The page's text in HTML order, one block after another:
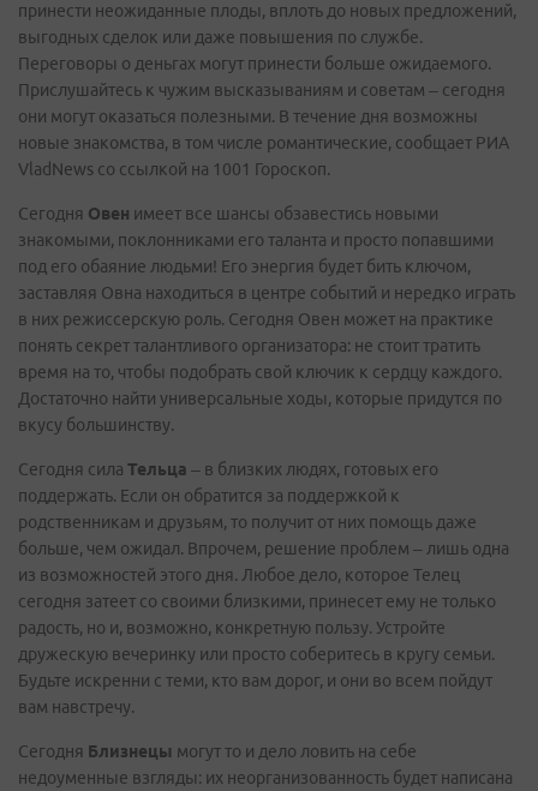
принести неожиданные плоды, вплоть до новых предложений,
выгодных сделок или даже повышения по службе.
Переговоры о деньгах могут принести больше ожидаемого.
Прислушайтесь к чужим высказываниям и советам – сегодня
они могут оказаться полезными. В течение дня возможны
новые знакомства, в том числе романтические, сообщает РИА
VladNews со ссылкой на 1001 Гороскоп.
Сегодня Овен имеет все шансы обзавестись новыми
знакомыми, поклонниками его таланта и просто попавшими
под его обаяние людьми! Его энергия будет бить ключом,
заставляя Овна находиться в центре событий и нередко играть
в них режиссерскую роль. Сегодня Овен может на практике
понять секрет талантливого организатора: не стоит тратить
время на то, чтобы подобрать свой ключик к сердцу каждого.
Достаточно найти универсальные ходы, которые придутся по
вкусу большинству.
Сегодня сила Тельца – в близких людях, готовых его
поддержать. Если он обратится за поддержкой к
родственникам и друзьям, то получит от них помощь даже
больше, чем ожидал. Впрочем, решение проблем – лишь одна
из возможностей этого дня. Любое дело, которое Телец
сегодня затеет со своими близкими, принесет ему не только
радость, но и, возможно, конкретную пользу. Устройте
дружескую вечеринку или просто соберитесь в кругу семьи.
Будьте искренни с теми, кто вам дорог, и они во всем пойдут
вам навстречу.
Сегодня Близнецы могут то и дело ловить на себе
недоуменные взгляды: их неорганизованность будет написана